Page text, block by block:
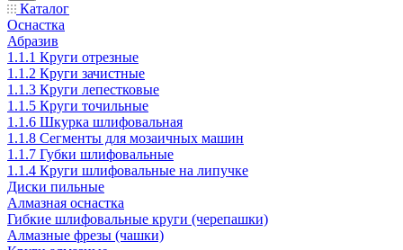
Каталог
Оснастка
Абразив
1.1.1 Круги отрезные
1.1.2 Круги зачистные
1.1.3 Круги лепестковые
1.1.5 Круги точильные
1.1.6 Шкурка шлифовальная
1.1.8 Сегменты для мозаичных машин
1.1.7 Губки шлифовальные
1.1.4 Круги шлифовальные на липучке
Диски пильные
Алмазная оснастка
Гибкие шлифовальные круги (черепашки)
Алмазные фрезы (чашки)